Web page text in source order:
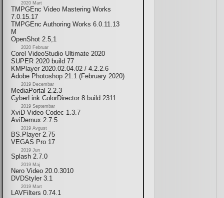
2020 Mart
TMPGEnc Video Mastering Works
7.0.15.17
TMPGEnc Authoring Works 6.0.11.13
M
OpenShot 2.5,1
2020 Februar
Corel VideoStudio Ultimate 2020
SUPER 2020 build 77
KMPlayer 2020.02.04.02 / 4.2.2.6
Adobe Photoshop 21.1 (February 2020)
2019 Decembar
MediaPortal 2.2.3
CyberLink ColorDirector 8 build 2311
2019 Septembar
XviD Video Codec 1.3.7
AviDemux 2.7.5
2019 Avgust
BS.Player 2.75
VEGAS Pro 17
2019 Jun
Splash 2.7.0
2019 Maj
Nero Video 20.0.3010
DVDStyler 3.1
2019 Mart
LAVFilters 0.74.1